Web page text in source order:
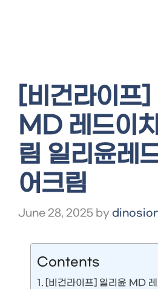
[비건라이프]
MD 레드이
림 일리윤레
어크림
June 28, 2025 by
Contents
[비건라이프] 일리윤 MD